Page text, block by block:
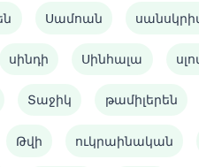
Սամոան
սինդի Սինհալա
Տաջիկ թամիլերեն
Թվի ուկրաինական